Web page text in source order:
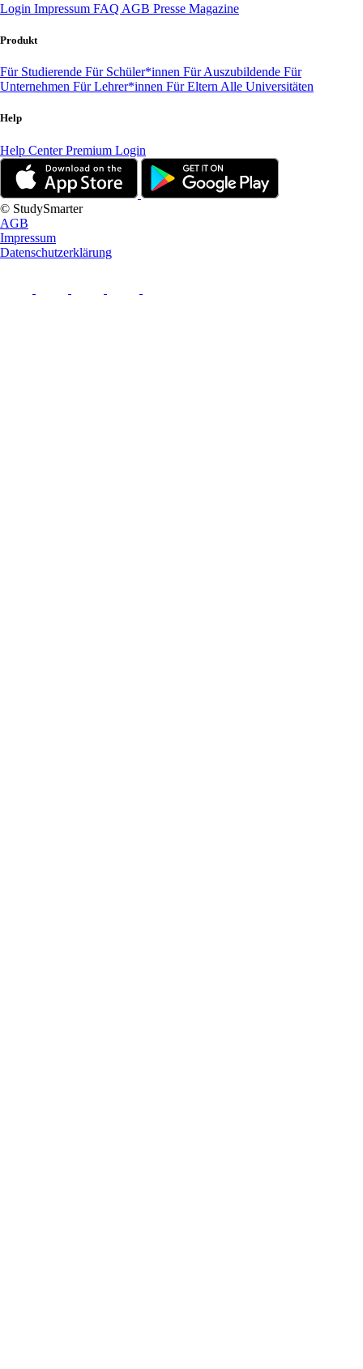
Login Impressum FAQ AGB Presse Magazine
Produkt
Für Studierende Für Schüler*innen Für Auszubildende Für
Unternehmen Für Lehrer*innen Für Eltern Alle Universitäten
Help
Help CenterPremium Login
© StudySmarter
AGB
Impressum
Datenschutzerklärung